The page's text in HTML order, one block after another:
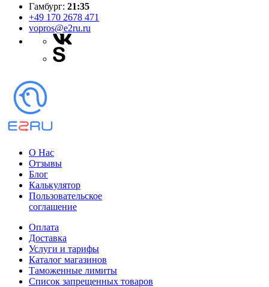
Гамбург: 21:35
+49 170 2678 471
vopros@e2ru.ru
О Нас
Отзывы
Блог
Калькулятор
Пользовательское
соглашение
Оплата
Доставка
Услуги и тарифы
Каталог магазинов
Таможенные лимиты
Список запрещенных товаров